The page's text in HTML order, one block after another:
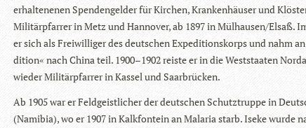
erhal­tene­nen Spen­den­gel­der für Kir­chen, Kran­ken­häu­ser und
Mili­tär­pfar­rer in Metz und Han­no­ver, ab 1897 in Mülhausen/Elsaß.
er sich als Frei­wil­li­ger des deut­schen Expe­di­ti­ons­korps und nahm
di­tion« nach China teil. 1900–1902 reiste er in die West­staa­ten
wie­der Mili­tär­pfar­rer in Kas­sel und Saarbrücken.
Ab 1905 war er Feld­geist­li­cher der deut­schen Schutz­truppe in
(Nami­bia), wo er 1907 in Kalk­font­ein an Mala­ria starb. Iseke wurde